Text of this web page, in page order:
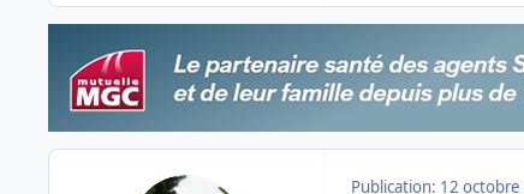
Publication: 12